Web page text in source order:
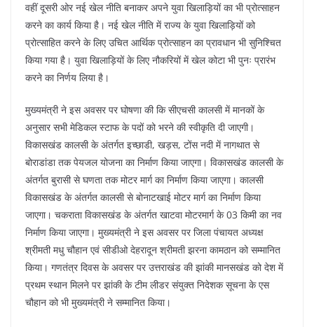
वहीं दूसरी ओर नई खेल नीति बनाकर अपने युवा खिलाड़ियों का भी प्रोत्साहन
करने का कार्य किया है। नई खेल नीति में राज्य के युवा खिलाड़ियों को
प्रोत्साहित करने के लिए उचित आर्थिक प्रोत्साहन का प्रावधान भी सुनिश्चित
किया गया है। युवा खिलाड़ियों के लिए नौकरियों में खेल कोटा भी पुनः प्रारंभ
करने का निर्णय लिया है।
मुख्यमंत्री ने इस अवसर पर घोषणा की कि सीएचसी कालसी में मानकों के
अनुसार सभी मेडिकल स्टाफ के पदों को भरने की स्वीकृति दी जाएगी।
विकासखंड कालसी के अंतर्गत इच्छाडी, खड़स, टोंस नदी में नागथात से
बोराडांडा तक पेयजल योजना का निर्माण किया जाएगा। विकासखंड कालसी के
अंतर्गत बुरासी से घणता तक मोटर मार्ग का निर्माण किया जाएगा। कालसी
विकासखंड के अंतर्गत कालसी से बोनाटखाई मोटर मार्ग का निर्माण किया
जाएगा। चकराता विकासखंड के अंतर्गत खाटवा मोटरमार्ग के 03 किमी का नव
निर्माण किया जाएगा। मुख्यमंत्री ने इस अवसर पर जिला पंचायत अध्यक्ष
श्रीमती मधु चौहान एवं सीडीओ देहरादून श्रीमती झरना कामठान को सम्मानित
किया। गणतंत्र दिवस के अवसर पर उत्तराखंड की झांकी मानसखंड को देश में
प्रथम स्थान मिलने पर झांकी के टीम लीडर संयुक्त निदेशक सूचना के एस
चौहान को भी मुख्यमंत्री ने सम्मानित किया।